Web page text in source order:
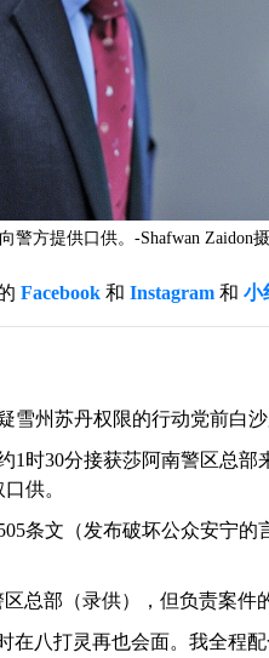
警方提供口供。-Shafwan Zaidon
Facebook 和 Instagram 和 小
雪州苏丹权限的行动党前白
1时30分接获莎阿南警区总
供。
条文 （发布破坏公众安宁的
总部（录供），但负责案
在八打灵再也会面。我全程